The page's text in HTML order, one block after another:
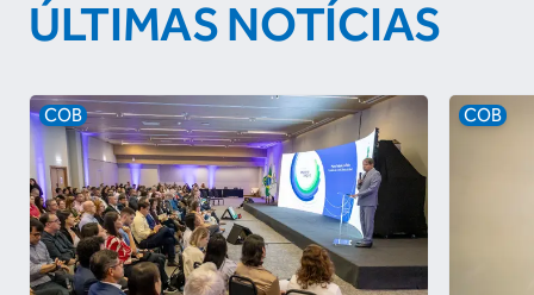
ÚLTIMAS NOTÍCIAS
COB COB